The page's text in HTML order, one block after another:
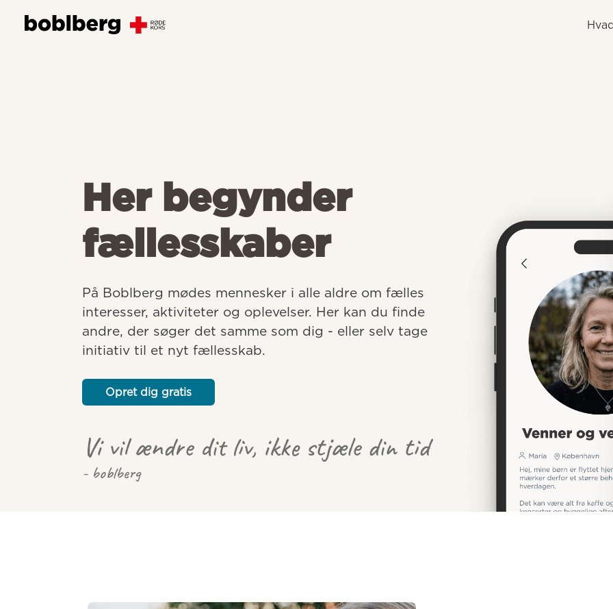
Her begynder
fællesskaber
På Boblberg mødes mennesker i alle aldre om fælles
interesser, aktiviteter og oplevelser. Her kan du finde
andre, der søger det samme som dig - eller selv tage
initiativ til et nyt fællesskab.
Opret dig gratis
Vi vil ændre dit liv, ikke stjæle din tid
- boblberg